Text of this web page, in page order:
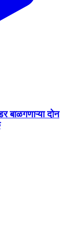
बाळगणाऱ्या दोन